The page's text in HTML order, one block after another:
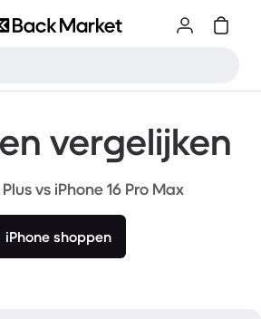
vergelijken
vs iPhone 16 Pro Max
iPhone shoppen